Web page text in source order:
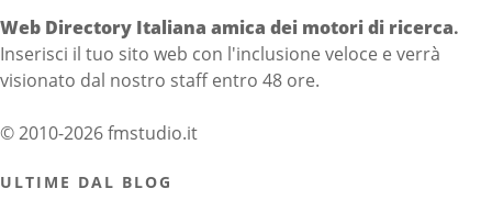
Web Directory Italiana amica dei motori di ricerca.
Inserisci il tuo sito web con l'inclusione veloce e verrà
visionato dal nostro staff entro 48 ore.
© 2010-2026 fmstudio.it
ULTIME DAL BLOG